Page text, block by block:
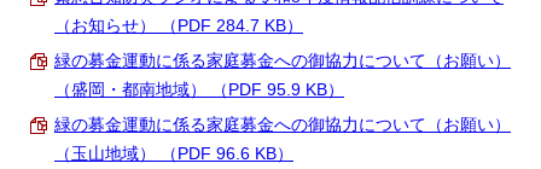
（お知らせ） （PDF 284.7 KB）
緑の募金運動に係る家庭募金への御協力について（お願い）
（盛岡・都南地域） （PDF 95.9 KB）
緑の募金運動に係る家庭募金への御協力について（お願い）
（玉山地域） （PDF 96.6 KB）